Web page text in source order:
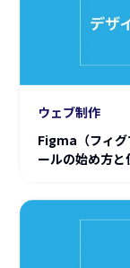
ウェブ制作
Figma（フィグ
ールの始め方と